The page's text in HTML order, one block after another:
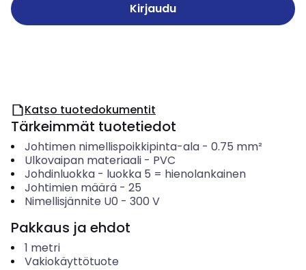
Kirjaudu
Katso tuotedokumentit
Tärkeimmät tuotetiedot
Johtimen nimellispoikkipinta-ala- 0.75 mm²
Ulkovaipan materiaali- PVC
Johdinluokka- luokka 5 = hienolankainen
Johtimien määrä- 25
Nimellisjännite U0 - 300 V
Pakkaus ja ehdot
1 metri
Vakiokäyttötuote